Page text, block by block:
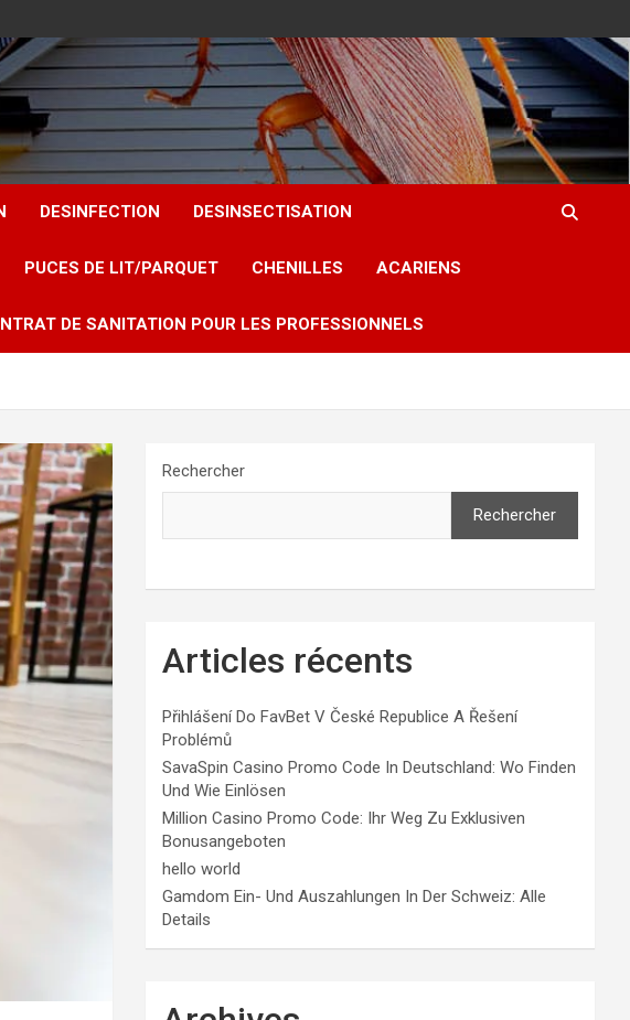
DESINFECTION DESINSECTISATION
PUCES DE LIT/PARQUET CHENILLES ACARIENS
DE SANITATION POUR LES PROFESSIONNELS
Rechercher
Rechercher
Articles récents
Přihlášení Do FavBet V České Republice A Řešení
Problémů
SavaSpin Casino Promo Code In Deutschland: Wo Finden
Und Wie Einlösen
Million Casino Promo Code: Ihr Weg Zu Exklusiven
Bonusangeboten
hello world
Gamdom Ein- Und Auszahlungen In Der Schweiz: Alle
Details